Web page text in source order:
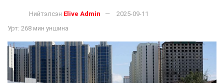
Нийтэлсэн Elive Admin
2025-09-11
Урт: 268 мин уншина